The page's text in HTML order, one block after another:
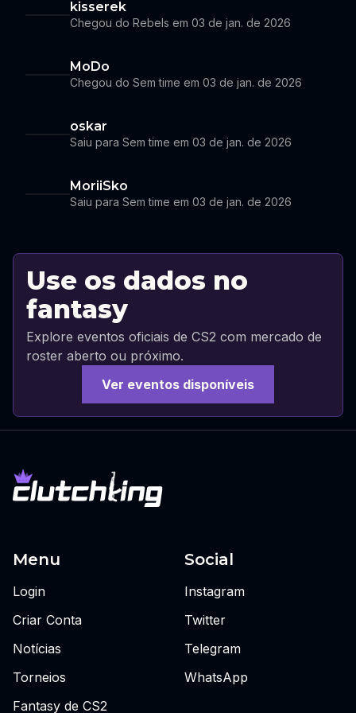
kisserek
Chegou do Rebels em 03 de jan. de 2026
MoDo
Chegou do Sem time em 03 de jan. de 2026
oskar
Saiu para Sem time em 03 de jan. de 2026
MoriiSko
Saiu para Sem time em 03 de jan. de 2026
Use os dados no
fantasy
Explore eventos oficiais de CS2 com mercado de
roster aberto ou próximo.
Ver eventos disponíveis
Menu
Login
Criar Conta
Notícias
Torneios
Fantasy de CS2
Social
Instagram
Twitter
Telegram
WhatsApp